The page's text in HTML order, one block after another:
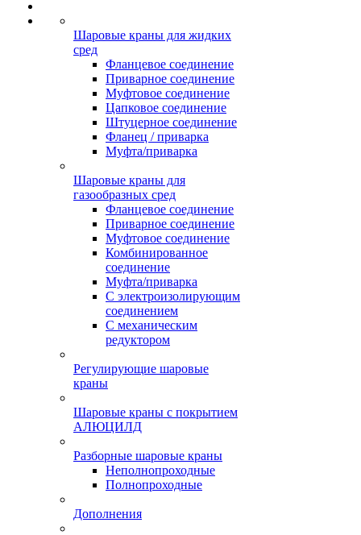
Шаровые краны для жидких
сред
Фланцевое соединение
Приварное соединение
Муфтовое соединение
Цапковое соединение
Штуцерное соединение
Фланец / приварка
Муфта/приварка
Шаровые краны для
газообразных сред
Фланцевое соединение
Приварное соединение
Муфтовое соединение
Комбинированное
соединение
Муфта/приварка
С электроизолирующим
соединением
С механическим
редуктором
Регулирующие шаровые
краны
Шаровые краны с покрытием
АЛЮЦИЛД
Разборные шаровые краны
Неполнопроходные
Полнопроходные
Дополнения